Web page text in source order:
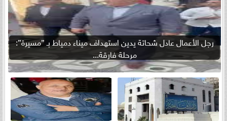
رجل الأعمال عادل شحاتة يدين استهداف ميناء دمياط بـ ”مسيرة”:
مرحلة فارقة...